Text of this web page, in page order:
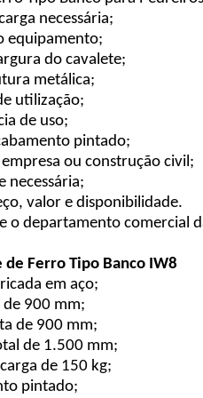
necessária;
equipamento;
do cavalete;
metálica;
utilização;
de uso;
pintado;
ou construção civil;
necessária;
valor e disponibilidade.
o departamento comercial
Ferro Tipo Banco IW8
em aço;
900 mm;
de 900 mm;
de 1.500 mm;
de 150 kg;
pintado;